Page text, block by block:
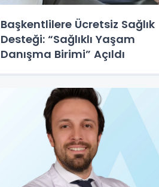
Başkentlilere Ücretsiz Sağlık
Desteği: “Sağlıklı Yaşam
Danışma Birimi” Açıldı